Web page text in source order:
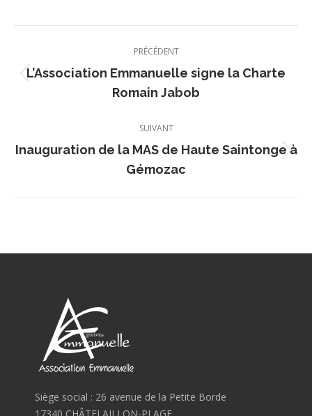
article
PRÉCÉDENT
Article
précédent
:
L’Association Emmanuelle signe la Charte
Romain Jabob
SUIVANT
Article
suivant
:
Inauguration de la MAS de Haute Saintonge à
Gémozac
Siège social : 26 avenue de la Petite Borde